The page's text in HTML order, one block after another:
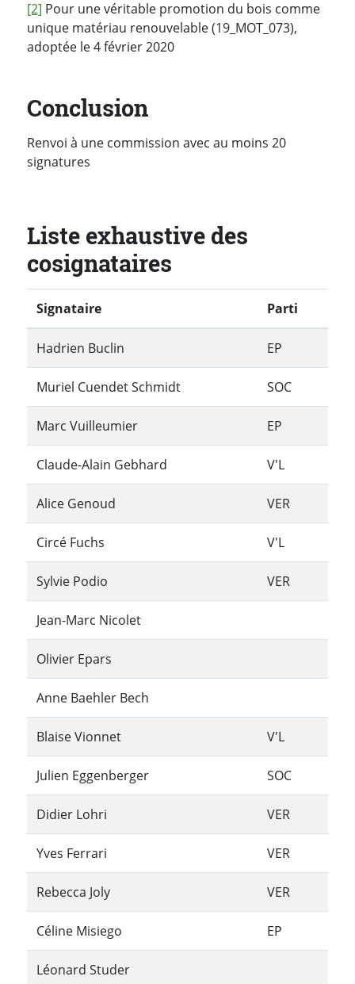
[2] Pour une véritable promotion du bois comme
unique matériau renouvelable (19_MOT_073),
adoptée le 4 février 2020
Conclusion
Renvoi à une commission avec au moins 20
signatures
Liste exhaustive des
cosignataires
Signataire Parti
Hadrien Buclin EP
Muriel Cuendet Schmidt SOC
Marc Vuilleumier EP
Claude-Alain Gebhard V'L
Alice Genoud VER
Circé Fuchs V'L
Sylvie Podio VER
Jean-Marc Nicolet
Olivier Epars
Anne Baehler Bech
Blaise Vionnet V'L
Julien Eggenberger SOC
Didier Lohri VER
Yves Ferrari VER
Rebecca Joly VER
Céline Misiego EP
Léonard Studer